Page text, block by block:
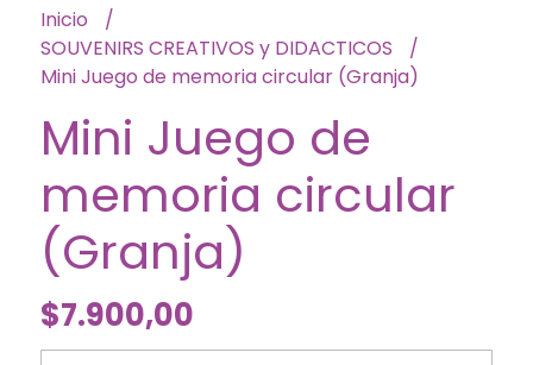
Inicio
SOUVENIRS CREATIVOS y DIDACTICOS
Mini Juego de memoria circular (Granja)
Mini Juego de
memoria circular
(Granja)
$7.900,00